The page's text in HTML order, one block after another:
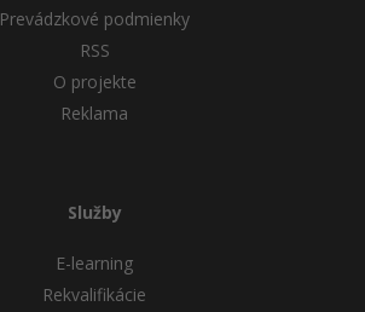
Prevádzkové podmienky
RSS
O projekte
Reklama
Služby
E-learning
Rekvalifikácie